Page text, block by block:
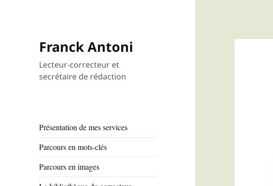
Franck Antoni
Lecteur-correcteur et
secrétaire de rédaction
Présentation de mes services
Parcours en mots-clés
Parcours en images